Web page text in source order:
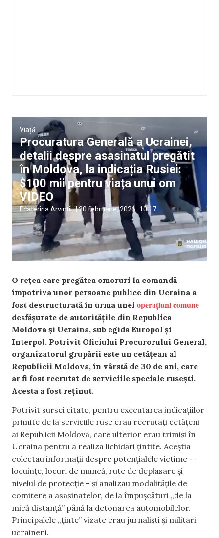
Viață
Procuratura Generală a Ucrainei,
detalii despre asasinatul pregătit
în Moldova, la indicația Rusiei:
$100 mii pentru viața unui om
VIDEO
Ecaterina Arvintii |20 februarie, 2026 10:17
O rețea care pregătea omoruri la comandă
împotriva unor persoane publice din Ucraina a
fost destructurată în urma unei operațiuni comune
desfășurate de autoritățile din Republica
Moldova și Ucraina, sub egida Europol și
Interpol. Potrivit Oficiului Procurorului General,
organizatorul grupării este un cetățean al
Republicii Moldova, în vârstă de 30 de ani, care
ar fi fost recrutat de serviciile speciale rusești.
Acesta a fost reținut.
Potrivit sursei citate, pentru executarea indicațiilor
primite de la serviciile ruse erau recrutați cetățeni
ai Republicii Moldova, care ulterior erau trimiși în
Ucraina pentru a realiza lichidări țintite. Aceștia
colectau informații despre potențialele victime –
locuințe, locuri de muncă, rute de deplasare și
nivelul de protecție – și analizau modalitățile de
comitere a asasinatelor, de la împușcături „de la
mică distanță” până la detonarea automobilelor.
Principalele „ținte” vizate erau jurnaliști și militari
ucraineni.